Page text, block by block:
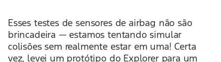
Esses testes de sensores de airbag não são
brincadeira — estamos tentando simular
colisões sem realmente estar em uma! Certa
vez, levei um protótipo do Explorer para um